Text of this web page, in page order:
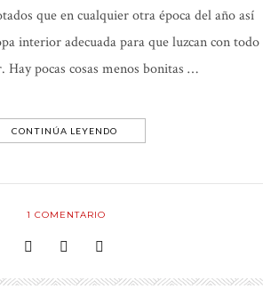
que en cualquier otra época del año así
interior adecuada para que luzcan con todo
Hay pocas cosas menos bonitas …
CONTINÚA LEYENDO
1 COMENTARIO